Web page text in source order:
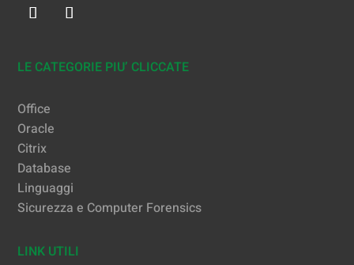
LE CATEGORIE PIU’ CLICCATE
Office
Oracle
Citrix
Database
Linguaggi
Sicurezza e Computer Forensics
LINK UTILI